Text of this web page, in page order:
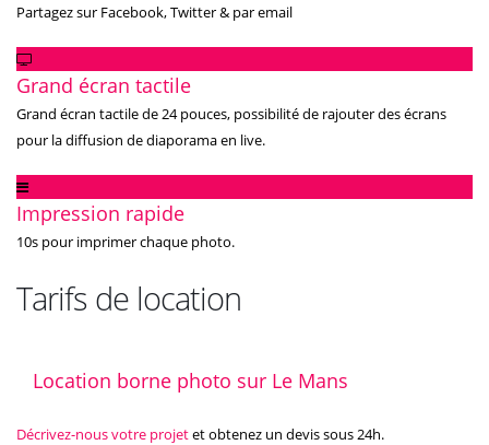
Partagez sur Facebook, Twitter & par email
Grand écran tactile
Grand écran tactile de 24 pouces, possibilité de rajouter des écrans
pour la diffusion de diaporama en live.
Impression rapide
10s pour imprimer chaque photo.
Tarifs de location
Location borne photo sur Le Mans
Décrivez-nous votre projetet obtenez un devis sous 24h.